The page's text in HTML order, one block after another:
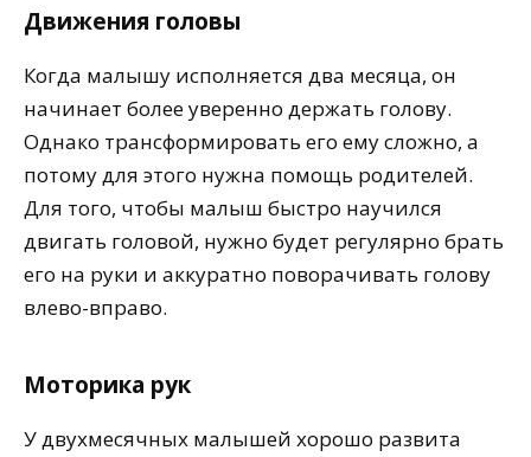
Движения головы
Когда малышу исполняется два месяца, он
начинает более уверенно держать голову.
Однако трансформировать его ему сложно, а
потому для этого нужна помощь родителей.
Для того, чтобы малыш быстро научился
двигать головой, нужно будет регулярно брать
его на руки и аккуратно поворачивать голову
влево-вправо.
Моторика рук
У двухмесячных малышей хорошо развита